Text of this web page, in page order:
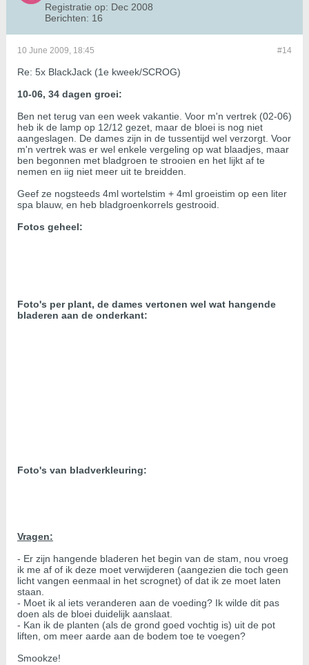
Registratie op: Dec 2008
Berichten: 16
#14
10 June 2009, 18:45
Re: 5x BlackJack (1e kweek/SCROG)
10-06, 34 dagen groei:
Ben net terug van een week vakantie. Voor m'n vertrek (02-06)
heb ik de lamp op 12/12 gezet, maar de bloei is nog niet
aangeslagen. De dames zijn in de tussentijd wel verzorgt. Voor
m'n vertrek was er wel enkele vergeling op wat blaadjes, maar
ben begonnen met bladgroen te strooien en het lijkt af te
nemen en iig niet meer uit te breidden.
Geef ze nogsteeds 4ml wortelstim + 4ml groeistim op een liter
spa blauw, en heb bladgroenkorrels gestrooid.
Fotos geheel:
Foto's per plant, de dames vertonen wel wat hangende
bladeren aan de onderkant:
Foto's van bladverkleuring:
Vragen:
- Er zijn hangende bladeren het begin van de stam, nou vroeg
ik me af of ik deze moet verwijderen (aangezien die toch geen
licht vangen eenmaal in het scrognet) of dat ik ze moet laten
staan.
- Moet ik al iets veranderen aan de voeding? Ik wilde dit pas
doen als de bloei duidelijk aanslaat.
- Kan ik de planten (als de grond goed vochtig is) uit de pot
liften, om meer aarde aan de bodem toe te voegen?
Smookze!